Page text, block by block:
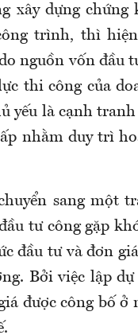
xây dựng
trình, thì
nguồn vốn đầu
thi công của
yếu là cạnh
nhằm duy trì
sang một
tư công gặp
đầu tư và đơn
Bởi việc lập dự
được công bố ở